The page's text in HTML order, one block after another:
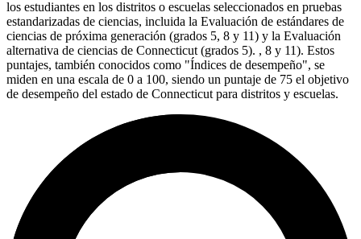
los estudiantes en los distritos o escuelas seleccionados en pruebas
estandarizadas de ciencias, incluida la Evaluación de estándares de
ciencias de próxima generación (grados 5, 8 y 11) y la Evaluación
alternativa de ciencias de Connecticut (grados 5). , 8 y 11). Estos
puntajes, también conocidos como "Índices de desempeño", se
miden en una escala de 0 a 100, siendo un puntaje de 75 el objetivo
de desempeño del estado de Connecticut para distritos y escuelas.